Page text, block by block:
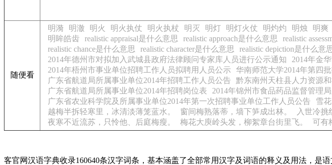
随便看
明漪 明澈 明火 明火执仗 明火执杖 明灭 明灯 明灯火仗 明灼灼 明烛 明爽
明眸皓齿
realistic appraisal是什么意思 realistic approach是什么意思 realistic
realistic chance是什么意思
realistic character是什么意思 realistic depiction是什么意
2014年德州市对拟加入武城县政府法律顾问专家库人员进行公示通知
2014年金
2014年梧州市事业单位招聘工作人员拟聘用人员公示 华南师范大学2014年第四
广东省航道局所属事业单位2014年招聘工作人员公告
黔东南州天柱县人力资源
广东省航道局所属事业单位2014年招聘岗位表
2014年锦州市食品药品监督管理
广东省农业科学院及所属事业单位2014年第一次招聘事业单位工作人员公告
雪
越梅半拆轻寒里，冰清淡薄笼蓝水。
窗间梅熟落蒂，墙下笋成出林。 入世冷挑
夜寒不近流苏，只怜他、后庭梅瘦。
梅花大庾岭头发，柳絮章台街里飞。 可有
客官网汉语字典收录160640条汉字词条，基本涵盖了全部常用汉字及词语的释义及用法，是语